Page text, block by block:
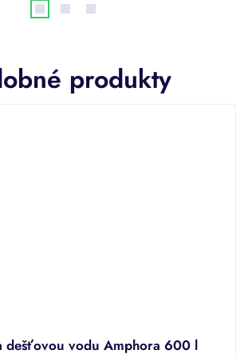
produkty
dešťovou vodu Amphora 600 l